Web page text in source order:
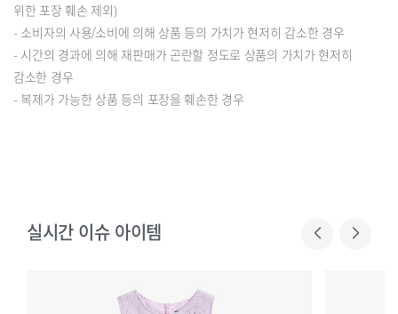
위한 포장 훼손 제외)
- 소비자의 사용/소비에 의해 상품 등의 가치가 현저히 감소한 경우
- 시간의 경과에 의해 재판매가 곤란할 정도로 상품의 가치가 현저히
감소한 경우
- 복제가 가능한 상품 등의 포장을 훼손한 경우
실시간 이슈 아이템